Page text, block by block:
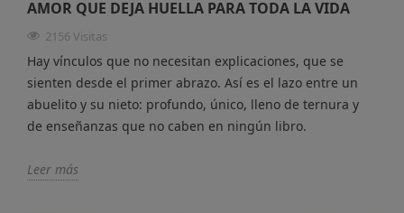
AMOR QUE DEJA HUELLA PARA TODA LA VIDA
2156 Visitas
Hay vínculos que no necesitan explicaciones, que se
sienten desde el primer abrazo. Así es el lazo entre un
abuelito y su nieto: profundo, único, lleno de ternura y
de enseñanzas que no caben en ningún libro.
Leer más